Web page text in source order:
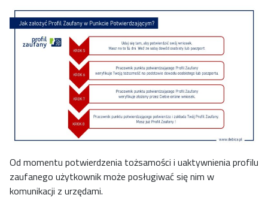
Od momentu potwierdzenia tożsamości i uaktywnienia profilu
zaufanego użytkownik może posługiwać się nim w
komunikacji z urzędami.